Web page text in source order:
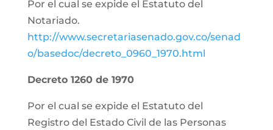
Por el cual se expide el Estatuto del
Notariado.
http://www.secretariasenado.gov.co/senad
o/basedoc/decreto_0960_1970.html
Decreto 1260 de 1970
Por el cual se expide el Estatuto del
Registro del Estado Civil de las Personas